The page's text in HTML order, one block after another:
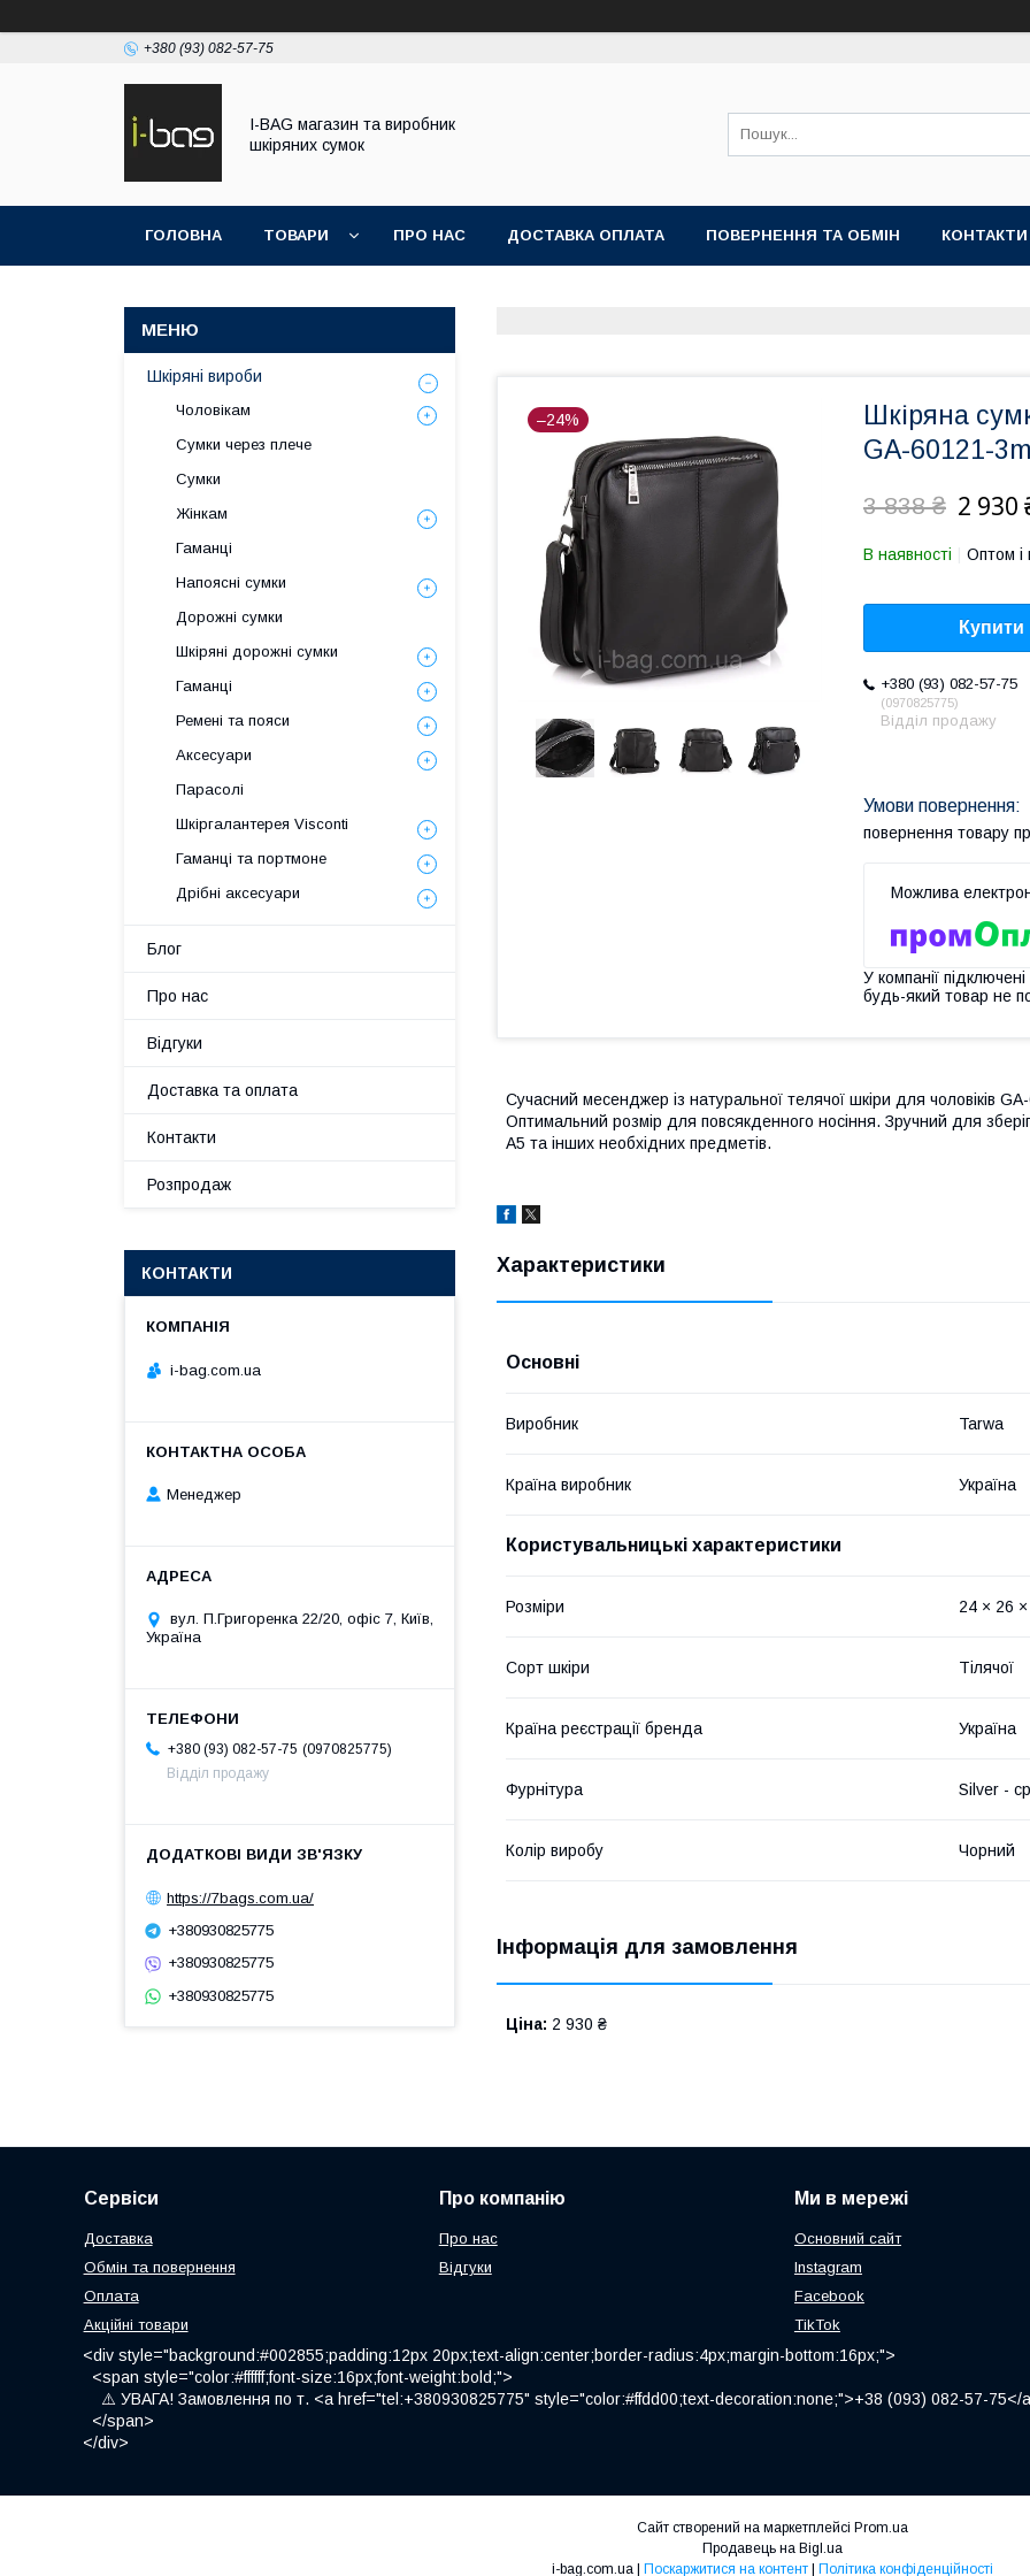
+380 (93) 082-57-75
I-BAG магазин та виробник
шкіряних сумок
ГОЛОВНА ТОВАРИ ПРО НАС ДОСТАВКА ОПЛАТА ПОВЕРНЕННЯ ТА ОБМІН КОНТАКТИ
–24%
Шкіряна
GA-60121-
3 838 ₴ 2 930
В наявності Оптом і
Купити
+380 (93) 082-57-75
0970825775
Відділ продажу
повернення товару
У компанії
будь-який товар не
Сучасний месенджер із натуральної телячої шкіри для чоловіків
Оптимальний розмір для повсякденного носіння. Зручний для
А5 та інших необхідних предметів.
Характеристики
Основні
Виробник Tarwa
Країна виробник Україна
Користувальницькі характеристики
Розміри 24 × 26 ×
Сорт шкіри Тілячої
Країна реєстрації бренда Україна
Фурнітура Silver -
Колір виробу Чорний
Інформація для замовлення
Ціна: 2 930 ₴
Шкіряні вироби
Чоловікам
Сумки через плече
Сумки
Жінкам
Гаманці
Напоясні сумки
Дорожні сумки
Шкіряні дорожні сумки
Гаманці
Ремені та пояси
Аксесуари
Парасолі
Шкіргалантерея Visconti
Гаманці та портмоне
Дрібні аксесуари
Блог
Про нас
Відгуки
Доставка та оплата
Контакти
Розпродаж
КОНТАКТИ
i-bag.com.ua
Менеджер
вул. П.Григоренка 22/20, офіс 7, Київ,
Україна
+380 (93) 082-57-75
0970825775
Відділ продажу
https://7bags.com.ua/
+380930825775
+380930825775
+380930825775
Сервіси
Доставка
Обмін та повернення
Оплата
Акційні товари
Про компанію
Про нас
Відгуки
Ми в мережі
Основний сайт
Instagram
Facebook
TikTok
<div style="background:#002855;padding:12px 20px;text-align:center;border-radius:4px;margin-bottom:16px;">
<span style="color:#ffffff;font-size:16px;font-weight:bold;">
⚠️ УВАГА! Замовлення по т. <a href="tel:+380930825775" style="color:#ffdd00;text-decoration:none;">+38 (093) 082-57-
</span>
</div>
Сайт створений на маркетплейсі Prom.ua
Продавець на Bigl.ua
i-bag.com.ua | Поскаржитися на контент | Політика конфіденційності